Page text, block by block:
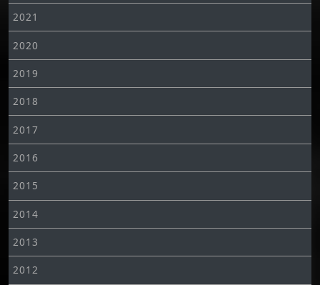
2021
2020
2019
2018
2017
2016
2015
2014
2013
2012